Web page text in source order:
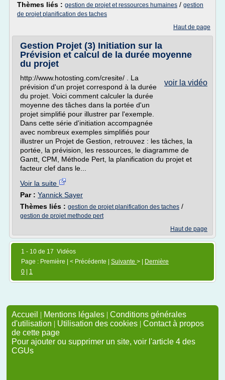
Thèmes liés : gestion de projet et ressources humaines / gestion
de projet planification des taches
Haut de page
Gestion Projet (3) Initiation sur la
Prévision et calcul de la durée moyenne
du projet
voir la vidéo
http://www.hotosting.com/cresite/ . La
prévision d'un projet correspond à la durée
du projet. Voici comment calculer la durée
moyenne des tâches dans la portée d'un
projet simplifié pour illustrer par l'exemple.
Dans cette série d'initiation accompagnée
avec nombreux exemples simplifiés pour
illustrer un Projet de Gestion, retrouvez : les tâches, la
portée, la prévision, les ressources, le diagramme de
Gantt, CPM, Méthode Pert, la planification du projet et
facteur clef dans le...
Voir la suite
Par : Yannick Sayer
Thèmes liés : gestion de projet planification des taches /
gestion de projet methode pert
Haut de page
1 - 10 de 17 Vidéos
Page : Première | < Précédente | Suivante > |
Dernière
0
1
Accueil | Mentions légales | Conditions générales
d'utilisation | Utilisation des cookies | Contact à propos
de cette page
Pour ajouter ou supprimer un site, voir l'article 4 des
CGUs